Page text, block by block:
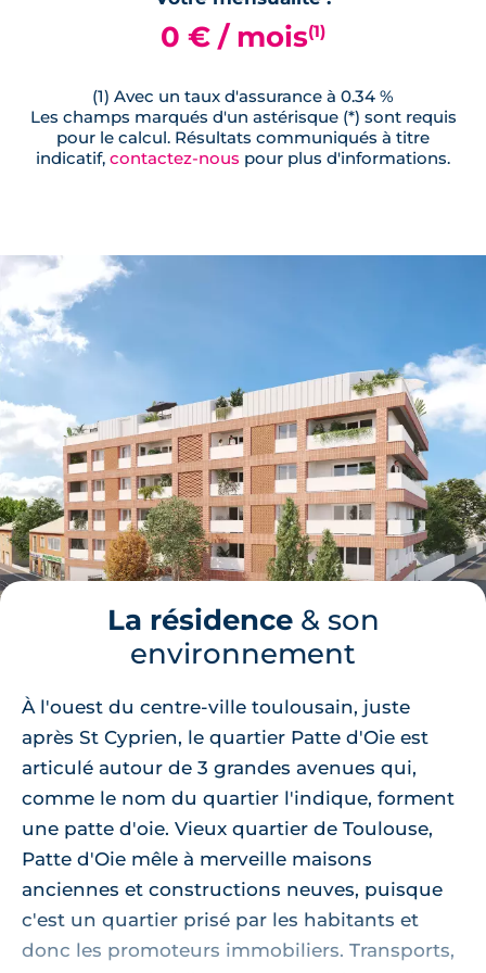
0 € / mois(1)
(1) Avec un taux d'assurance à 0.34 %
Les champs marqués d'un astérisque (*) sont requis
pour le calcul. Résultats communiqués à titre
indicatif, contactez-nous pour plus d'informations.
La résidence& son
environnement
À l'ouest du centre-ville toulousain, juste
après St Cyprien, le quartier Patte d'Oie est
articulé autour de 3 grandes avenues qui,
comme le nom du quartier l'indique, forment
une patte d'oie. Vieux quartier de Toulouse,
Patte d'Oie mêle à merveille maisons
anciennes et constructions neuves, puisque
c'est un quartier prisé par les habitants et
donc les promoteurs immobiliers. Transports,